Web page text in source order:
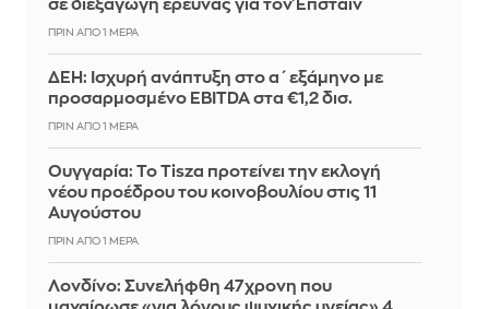
σε διεξαγωγή έρευνας για τον Έπσταϊν
ΠΡΙΝ ΑΠΌ 1 ΜΈΡΑ
ΔΕΗ: Ισχυρή ανάπτυξη στο α΄ εξάμηνο με
προσαρμοσμένο EBITDA στα €1,2 δισ.
ΠΡΙΝ ΑΠΌ 1 ΜΈΡΑ
Ουγγαρία: Το Tisza προτείνει την εκλογή
νέου προέδρου του κοινοβουλίου στις 11
Αυγούστου
ΠΡΙΝ ΑΠΌ 1 ΜΈΡΑ
Λονδίνο: Συνελήφθη 47χρονη που